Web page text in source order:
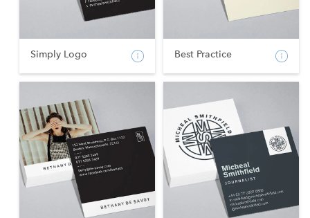
Simply Logo Best Practice